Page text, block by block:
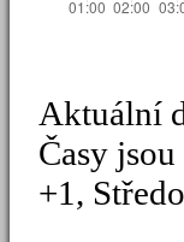
Aktuální
Časy
+1,